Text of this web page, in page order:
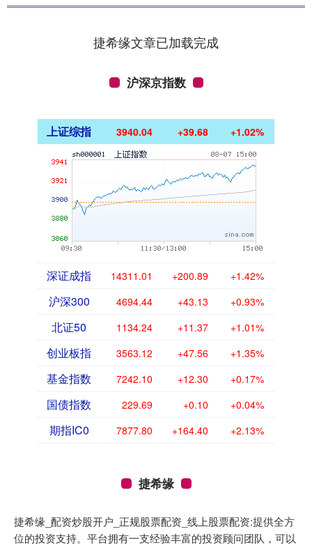
捷希缘文章已加载完成
沪深京指数
上证综指 3940.04 +39.68 +1.02%
深证成指 14311.01 +200.89 +1.42%
沪深300 4694.44 +43.13 +0.93%
北证50 1134.24 +11.37 +1.01%
创业板指 3563.12 +47.56 +1.35%
基金指数 7242.10 +12.30 +0.17%
国债指数 229.69 +0.10 +0.04%
期指IC0 7877.80 +164.40 +2.13%
捷希缘
捷希缘_配资炒股开户_正规股票配资_线上股票配资:提供全方
位的投资支持。平台拥有一支经验丰富的投资顾问团队，可以